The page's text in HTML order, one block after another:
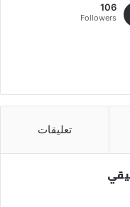
106
Followers
تعليقات